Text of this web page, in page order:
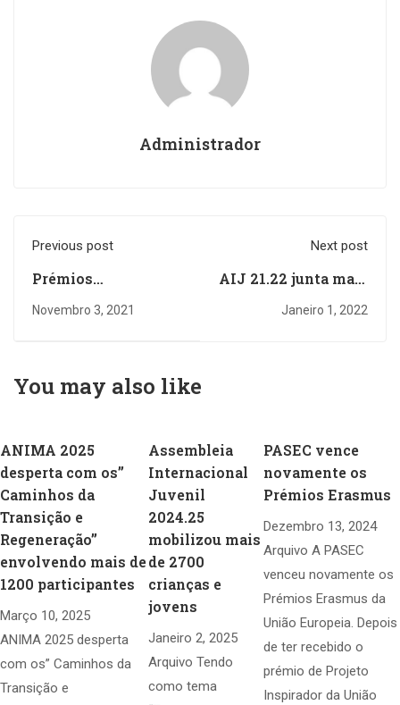
Administrador
Previous post
Prémios
Multiplicadores
destacam jovens
Novembro 3, 2021
Next post
AIJ 21.22 junta mais
de 1200 jovens para
encontrar “Novas
Janeiro 1, 2022
You may also like
ANIMA 2025
desperta com os”
Caminhos da
Transição e
Regeneração”
envolvendo mais de
1200 participantes
Março 10, 2025
ANIMA 2025 desperta
com os” Caminhos da
Transição e
Assembleia
Internacional
Juvenil
2024.25
mobilizou mais
de 2700
crianças e
jovens
Janeiro 2, 2025
Arquivo Tendo
como tema
PASEC vence
novamente os
Prémios Erasmus
Dezembro 13, 2024
Arquivo A PASEC
venceu novamente os
Prémios Erasmus da
União Europeia. Depois
de ter recebido o
prémio de Projeto
Inspirador da União